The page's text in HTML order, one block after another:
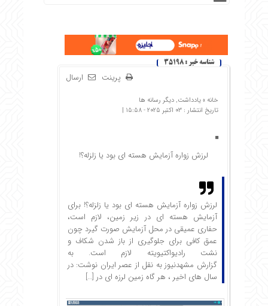
شناسه خبر : 35198
ارسال پرینت
خانه »یادداشت, دیگر رسانه ها
تاریخ انتشار : 03 اکتبر 2025 - 15:58 |
لرزش زواره آزمایش هسته ای بود یا زلزله؟!
لرزش زواره آزمایش هسته ای بود یا زلزله؟! برای
آزمایش هسته ای در زیر زمین، لازم است،
حفاری عمیقی در محل آزمایش صورت گیرد چون
عمق کافی برای جلوگیری از باز شدن شکاف و
نشت رادیواکتیویته لازم است. به
گزارش مشهدنیوز به نقل از عصر ایران نوشت: در
سال های اخیر ، هر گاه زمین لرزه ای در […]